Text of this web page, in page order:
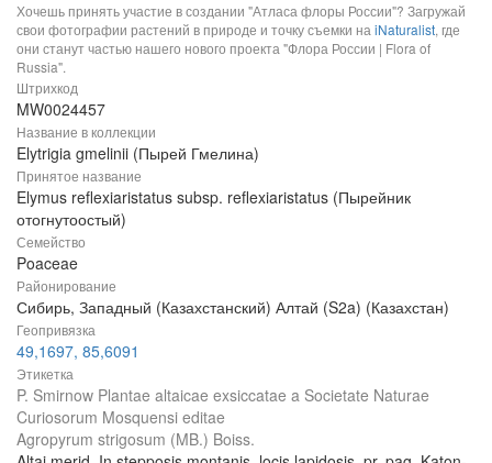
Хочешь принять участие в создании "Атласа флоры России"? Загружай
свои фотографии растений в природе и точку съемки наiNaturalist, где
они станут частью нашего нового проекта "Флора России | Flora of
Russia".
Штрихкод
MW0024457
Название в коллекции
Elytrigia gmelinii (Пырей Гмелина)
Принятое название
Elymus reflexiaristatus subsp. reflexiaristatus (Пырейник
отогнутоостый)
Семейство
Poaceae
Районирование
Сибирь, Западный (Казахстанский) Алтай (S2a) (Казахстан)
Геопривязка
49,1697, 85,6091
Этикетка
P. Smirnow Plantae altaicae exsiccatae a Societate Naturae
Curiosorum Mosquensi editae
Agropyrum strigosum (MB.) Boiss.